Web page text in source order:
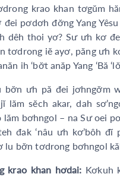
krao khan tơgŭm
pơdơh đơ̆ng Yang
dêh thoi yơ? Sư ưh kơ
tơdrong iĕ ayơ, păng ưh
ih ‘bơ̆t anăp Yang ‘Bă
bơ̆n ưh pă đei jơhngơ̆m
lăm sĕch akar, dah
lăm bơhngol – na Sư oei
đak ‘nâu ưh kơ’bôh đĭ
lu bơ̆n tơdrong bơhngol
krao khan hơdai: Kơkuh